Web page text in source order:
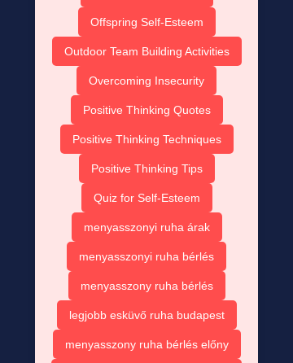
Offspring Self-Esteem
Outdoor Team Building Activities
Overcoming Insecurity
Positive Thinking Quotes
Positive Thinking Techniques
Positive Thinking Tips
Quiz for Self-Esteem
menyasszonyi ruha árak
menyasszonyi ruha bérlés
menyasszony ruha bérlés
legjobb esküvő ruha budapest
menyasszony ruha bérlés előny